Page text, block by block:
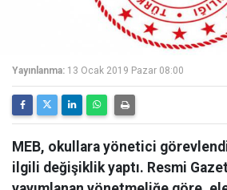
Yayınlanma: 13 Ocak 2019 Pazar 08:00
MEB, okullara yönetici
ilgili değişiklik yaptı. Resmi